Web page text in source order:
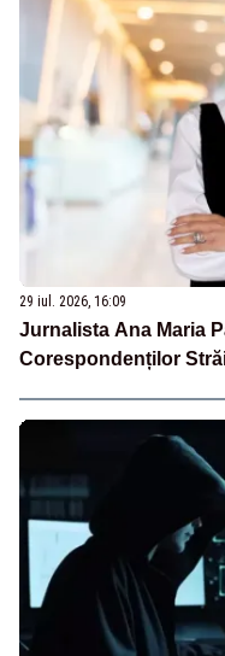
29 iul. 2026, 16:09
Jurnalista Ana Maria
Corespondenților